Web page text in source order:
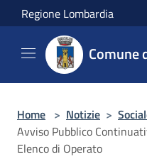
Salta al contenuto principale
Regione Lombardia
Comune
Home > Notizie >
Avviso Pubblico
Elenco di Operato